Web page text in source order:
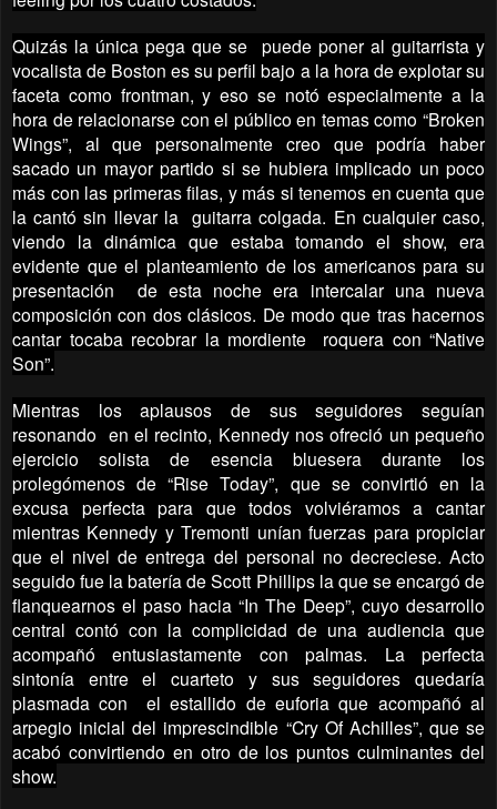
Quizás la única pega que se puede poner al guitarrista y
vocalista de Boston es su perfil bajo a la hora de explotar su
faceta como frontman, y eso se notó especialmente a la
hora de relacionarse con el público en temas como “Broken
Wings”, al que personalmente creo que podría haber
sacado un mayor partido si se hubiera implicado un poco
más con las primeras filas, y más si tenemos en cuenta que
la cantó sin llevar la guitarra colgada. En cualquier caso,
viendo la dinámica que estaba tomando el show, era
evidente que el planteamiento de los americanos para su
presentación de esta noche era intercalar una nueva
composición con dos clásicos. De modo que tras hacernos
cantar tocaba recobrar la mordiente roquera con “Native
Son”.
Mientras los aplausos de sus seguidores seguían
resonando en el recinto, Kennedy nos ofreció un pequeño
ejercicio solista de esencia bluesera durante los
prolegómenos de “Rise Today”, que se convirtió en la
excusa perfecta para que todos volviéramos a cantar
mientras Kennedy y Tremonti unían fuerzas para propiciar
que el nivel de entrega del personal no decreciese. Acto
seguido fue la batería de Scott Phillips la que se encargó de
flanquearnos el paso hacia “In The Deep”, cuyo desarrollo
central contó con la complicidad de una audiencia que
acompañó entusiastamente con palmas. La perfecta
sintonía entre el cuarteto y sus seguidores quedaría
plasmada con el estallido de euforia que acompañó al
arpegio inicial del imprescindible “Cry Of Achilles”, que se
acabó convirtiendo en otro de los puntos culminantes del
show.